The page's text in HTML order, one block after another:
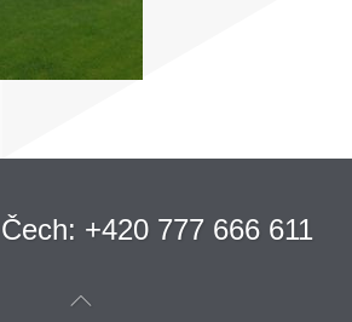
+420 777 666 611